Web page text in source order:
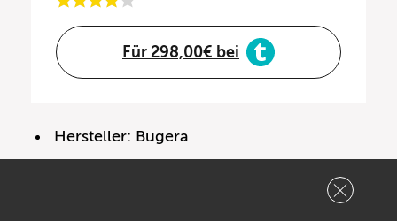
Für 298,00€ bei
Hersteller: Bugera